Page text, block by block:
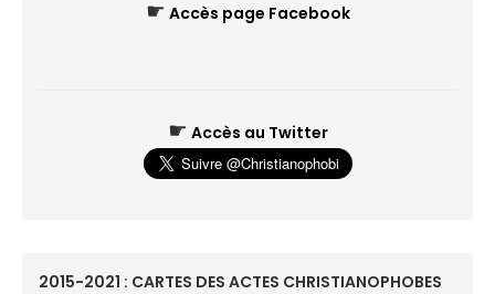
☛ Accès page Facebook
☛ Accès au Twitter
2015-2021 : CARTES DES ACTES CHRISTIANOPHOBES